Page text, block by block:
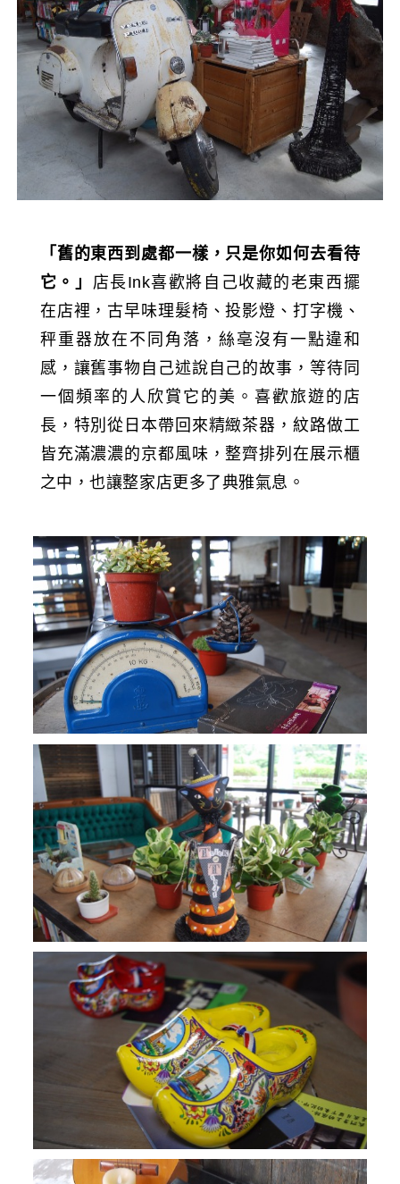
「舊的東西到處都一樣，只是你如何去看待
它。」 店長Ink喜歡將自己收藏的老東西擺
在店裡，古早味理髮椅、投影燈、打字機、
秤重器放在不同角落，絲亳沒有一點違和
感，讓舊事物自己述說自己的故事，等待同
一個頻率的人欣賞它的美。喜歡旅遊的店
長，特別從日本帶回來精緻茶器，紋路做工
皆充滿濃濃的京都風味，整齊排列在展示櫃
之中，也讓整家店更多了典雅氣息。